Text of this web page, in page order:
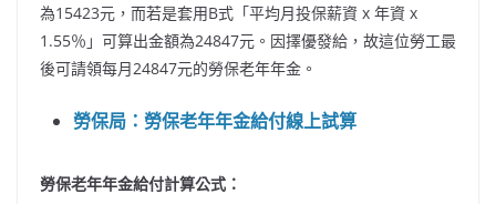
為15423元，而若是套用B式「平均月投保薪資 x 年資 x
1.55％」可算出金額為24847元。因擇優發給，故這位勞工最
後可請領每月24847元的勞保老年年金。
勞保局：勞保老年年金給付線上試算
勞保老年年金給付計算公式：